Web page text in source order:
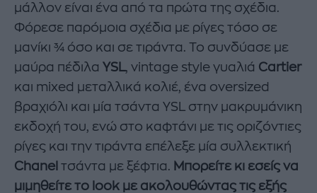
μάλλον είναι ένα από τα πρώτα της σχέδια.
Φόρεσε παρόμοια σχέδια με ρίγες τόσο σε
μανίκι ¾ όσο και σε τιράντα. Το συνδύασε με
μαύρα πέδιλα YSL, vintage style γυαλιά Cartier
και mixed μεταλλικά κολιέ, ένα oversized
βραχιόλι και μία τσάντα YSL στην μακρυμάνικη
εκδοχή του, ενώ στο καφτάνι με τις οριζόντιες
ρίγες και την τιράντα επέλεξε μία συλλεκτική
Chanel τσάντα με ξέφτια. Μπορείτε κι εσείς να
μιμηθείτε το look με ακολουθώντας τις εξής